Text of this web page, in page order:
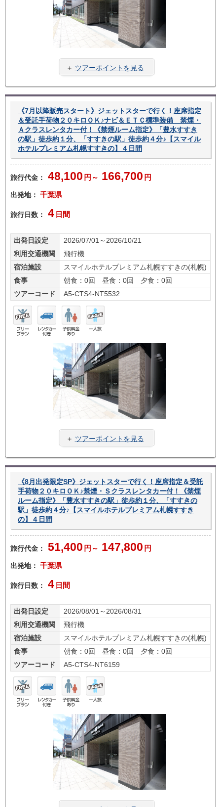
＋ ツアーポイントを見る
《7月以降販売スタート》ジェットスターで行く！座席指定
＆受託手荷物２０キロＯＫ♪ナビ＆ＥＴＣ標準装備 禁煙・
Ａクラスレンタカー付！《禁煙ルーム指定》「豊水すすき
の駅」徒歩約１分、「すすきの駅」徒歩約４分♪【スマイル
ホテルプレミアム札幌すすきの】４日間
旅行代金： 48,100 円～ 166,700 円
出発地： 千葉県
旅行日数： 4 日間
出発日設定
2026/07/01～2026/10/21
利用交通機関
飛行機
宿泊施設
スマイルホテルプレミアム札幌すすきの(札幌)
食事
朝食：0回 昼食：0回 夕食：0回
ツアーコード
A5-CTS4-NT5532
料金
あり
旅
＋ ツアーポイントを見る
《8月出発限定SP》ジェットスターで行く！座席指定＆受託
手荷物２０キロＯＫ♪禁煙・Ｓクラスレンタカー付！《禁煙
ルーム指定》「豊水すすきの駅」徒歩約１分、「すすきの
駅」徒歩約４分♪【スマイルホテルプレミアム札幌すすき
の】４日間
旅行代金： 51,400 円～ 147,800 円
出発地： 千葉県
旅行日数： 4 日間
出発日設定
2026/08/01～2026/08/31
利用交通機関
飛行機
宿泊施設
スマイルホテルプレミアム札幌すすきの(札幌)
食事
朝食：0回 昼食：0回 夕食：0回
ツアーコード
A5-CTS4-NT6159
料金
あり
旅